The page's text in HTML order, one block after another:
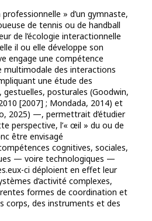
» d’un gymnaste,
de tennis ou de handball
de l’écologie interactionnelle
il ou elle développe son
engage une compétence
multimodale des interactions
une étude des
gestuelles, posturales (Goodwin,
[2007] ; Mondada, 2014) et
2025) —, permettrait d’étudier
perspective, l’« œil » du ou de
être envisagé
cognitives, sociales,
— voire technologiques —
ci déploient en effet leur
d’activité complexes,
formes de coordination et
corps, des instruments et des